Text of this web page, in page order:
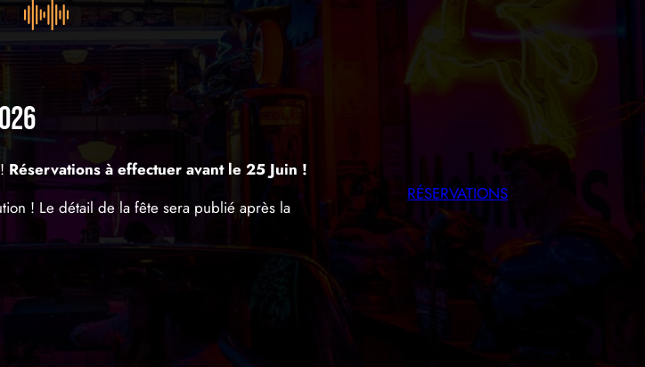
Réservations à effectuer avant le 25 Juin !
! Le détail de la fête sera publié après la
RÉSERVATIONS